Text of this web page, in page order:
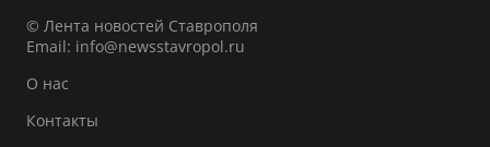
© Лента новостей Ставрополя
Email: info@newsstavropol.ru
О нас
Контакты